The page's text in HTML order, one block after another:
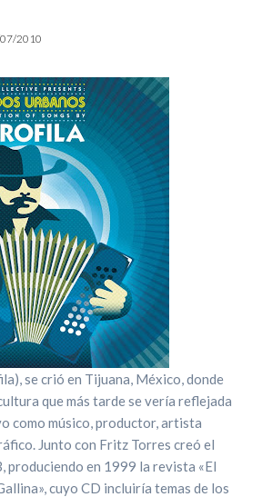
2010
se crió en Tijuana, México, donde
que más tarde se vería reflejada
como músico, productor, artista
Junto con Fritz Torres creó el
produciendo en 1999 la revista «El
cuyo CD incluiría temas de los